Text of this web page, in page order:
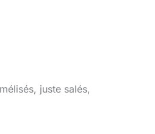
juste salés,